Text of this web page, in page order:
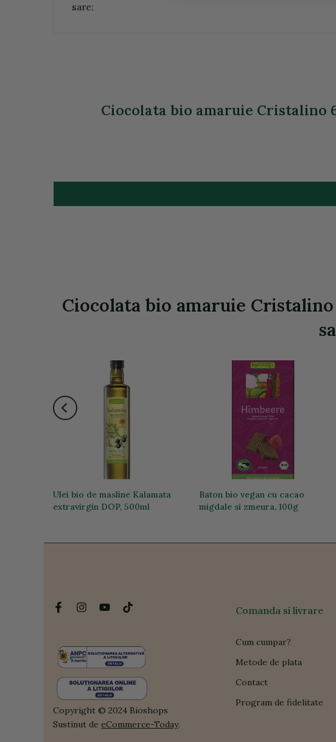
sare:
Ciocolata bio amaruie Cristalino
Ciocolata bio amaruie
Ulei bio de masline Kalamata
extravirgin DOP, 500ml
Baton bio vegan cu cacao
migdale si zmeura, 100g
Copyright © 2024 Bioshops
Sustinut de eCommerce-Today.
Comanda si livrare
Cum cumpar?
Metode de plata
Contact
Program de fidelitate